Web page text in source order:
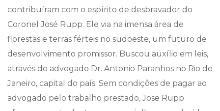
contribuíram com o espírito de desbravador do
Coronel José Rupp. Ele via na imensa área de
florestas e terras férteis no sudoeste, um futuro de
desenvolvimento promissor. Buscou auxílio em leis,
através do advogado Dr. Antonio Paranhos no Rio de
Janeiro, capital do país. Sem condições de pagar ao
advogado pelo trabalho prestado, Jose Rupp